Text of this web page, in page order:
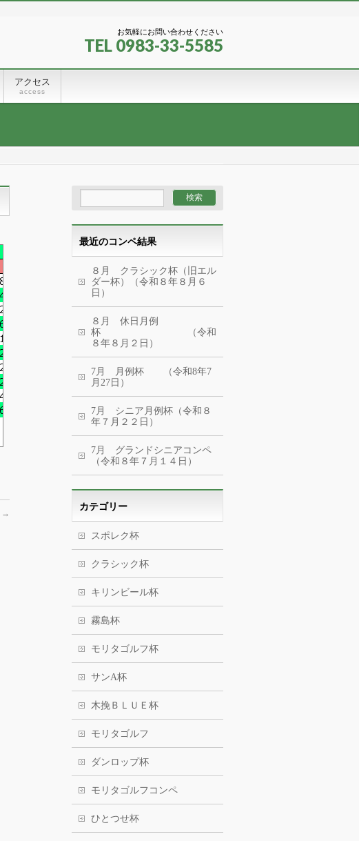
お気軽にお問い合わせください
TEL 0983-33-5585
アクセス
access
→
最近のコンペ結果
８月 クラシック杯（旧エル
ダー杯）（令和８年８月６
日）
８月 休日月例
杯 （令和
８年８月２日）
7月 月例杯 （令和8年7
月27日）
7月 シニア月例杯（令和８
年７月２２日）
7月 グランドシニアコンペ
（令和８年７月１４日）
カテゴリー
スポレク杯
クラシック杯
キリンビール杯
霧島杯
モリタゴルフ杯
サンA杯
木挽ＢＬＵＥ杯
モリタゴルフ
ダンロップ杯
モリタゴルフコンペ
ひとつせ杯